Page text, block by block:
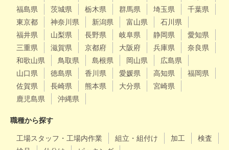
福島県
茨城県 栃木県 群馬県 埼玉県
千葉県
東京都
神奈川県 新潟県 富山県
石川県
福井県
山梨県 長野県 岐阜県 静岡県
愛知県
三重県
滋賀県 京都府 大阪府 兵庫県
奈良県
和歌山県
鳥取県 島根県 岡山県
広島県
山口県
徳島県 香川県 愛媛県 高知県
福岡県
佐賀県
長崎県 熊本県 大分県
宮崎県
鹿児島県
沖縄県
職種から探す
工場スタッフ・工場内作業 組立・組付け 加工
検査